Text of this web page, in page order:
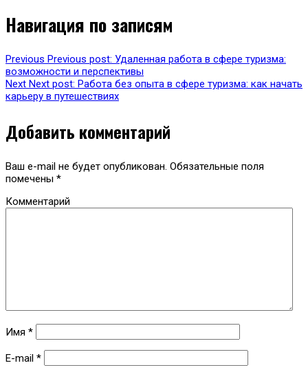
Навигация по записям
Previous Previous post: Удаленная работа в сфере туризма:
возможности и перспективы
Next Next post: Работа без опыта в сфере туризма: как начать
карьеру в путешествиях
Добавить комментарий
Ваш e-mail не будет опубликован. Обязательные поля
помечены *
Комментарий
Имя *
E-mail *